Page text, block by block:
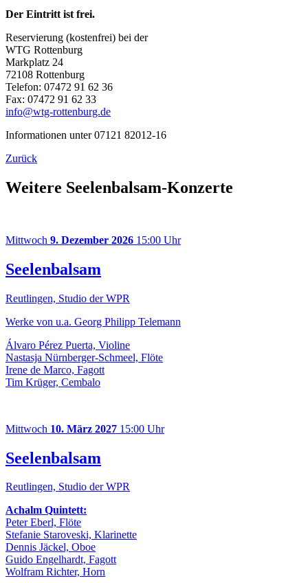
Der Eintritt ist frei.
Reservierung (kostenfrei) bei der
WTG Rottenburg
Markplatz 24
72108 Rottenburg
Telefon: 07472 91 62 36
Fax: 07472 91 62 33
info@wtg-rottenburg.de
Informationen unter 07121 82012-16
Zurück
Weitere Seelenbalsam-Konzerte
Mittwoch 9. Dezember 2026 15:00 Uhr
Seelenbalsam
Reutlingen, Studio der WPR
Werke von u.a. Georg Philipp Telemann
Álvaro Pérez Puerta, Violine
Nastasja Nürnberger-Schmeel, Flöte
Irene de Marco, Fagott
Tim Krüger, Cembalo
Mittwoch 10. März 2027 15:00 Uhr
Seelenbalsam
Reutlingen, Studio der WPR
Achalm Quintett:
Peter Eberl, Flöte
Stefanie Staroveski, Klarinette
Dennis Jäckel, Oboe
Guido Engelhardt, Fagott
Wolfram Richter, Horn